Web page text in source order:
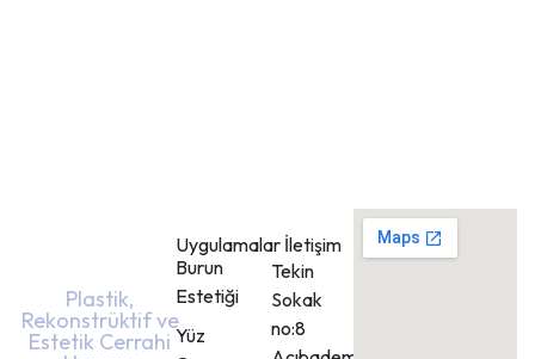
Plastik,
Rekonstrüktif ve
Estetik Cerrahi
Uygulamalar
Burun
Estetiği
Yüz
İletişim
Tekin
Sokak
no:8